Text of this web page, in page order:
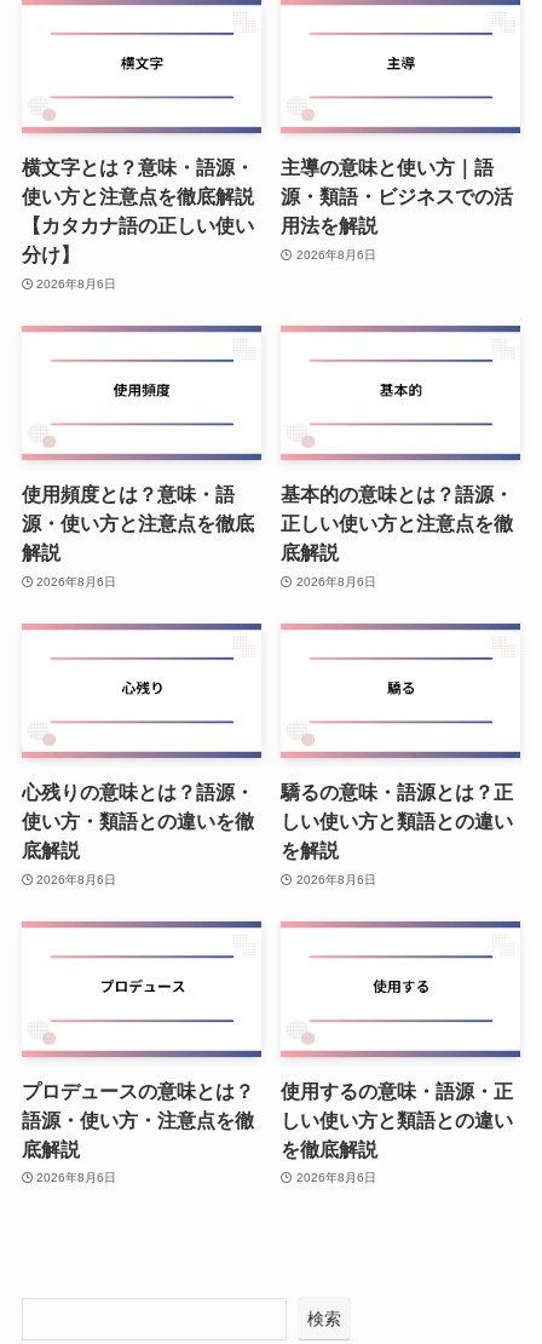
横文字とは？意味・語源・
使い方と注意点を徹底解説
【カタカナ語の正しい使い
分け】
2026年8月6日
主導の意味と使い方｜語
源・類語・ビジネスでの活
用法を解説
2026年8月6日
使用頻度とは？意味・語
源・使い方と注意点を徹底
解説
2026年8月6日
基本的の意味とは？語源・
正しい使い方と注意点を徹
底解説
2026年8月6日
心残りの意味とは？語源・
使い方・類語との違いを徹
底解説
2026年8月6日
驕るの意味・語源とは？正
しい使い方と類語との違い
を解説
2026年8月6日
プロデュースの意味とは？
語源・使い方・注意点を徹
底解説
2026年8月6日
使用するの意味・語源・正
しい使い方と類語との違い
を徹底解説
2026年8月6日
検索